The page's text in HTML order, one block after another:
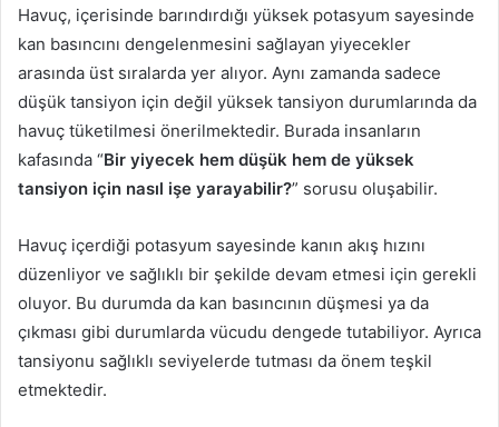
Havuç, içerisinde barındırdığı yüksek potasyum sayesinde
kan basıncını dengelenmesini sağlayan yiyecekler
arasında üst sıralarda yer alıyor. Aynı zamanda sadece
düşük tansiyon için değil yüksek tansiyon durumlarında da
havuç tüketilmesi önerilmektedir. Burada insanların
kafasında “Bir yiyecek hem düşük hem de yüksek
tansiyon için nasıl işe yarayabilir?” sorusu oluşabilir.
Havuç içerdiği potasyum sayesinde kanın akış hızını
düzenliyor ve sağlıklı bir şekilde devam etmesi için gerekli
oluyor. Bu durumda da kan basıncının düşmesi ya da
çıkması gibi durumlarda vücudu dengede tutabiliyor. Ayrıca
tansiyonu sağlıklı seviyelerde tutması da önem teşkil
etmektedir.